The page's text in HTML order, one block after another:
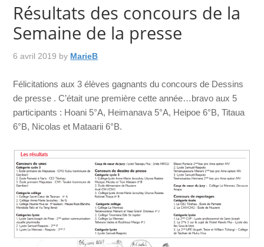
Résultats des concours de la
Semaine de la presse
6 avril 2019 by MarieB
Félicitations aux 3 élèves gagnants du concours de Dessins
de presse . C’était une première cette année…bravo aux 5
participants : Hoani 5°A, Heimanava 5°A, Heipoe 6°B, Titaua
6°B, Nicolas et Mataarii 6°B.